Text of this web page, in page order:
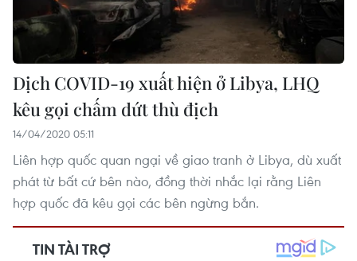
Dịch COVID-19 xuất hiện ở Libya, LHQ
kêu gọi chấm dứt thù địch
14/04/2020 05:11
Liên hợp quốc quan ngại về giao tranh ở Libya, dù xuất
phát từ bất cứ bên nào, đồng thời nhắc lại rằng Liên
hợp quốc đã kêu gọi các bên ngừng bắn.